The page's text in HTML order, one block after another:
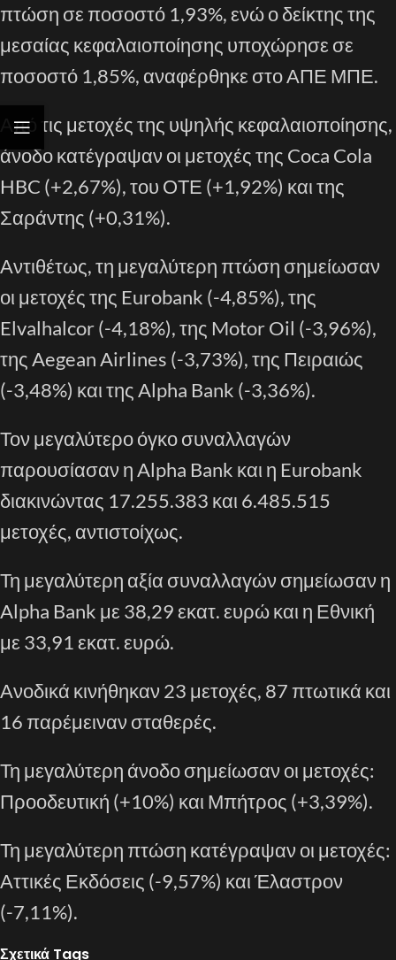
πτώση σε ποσοστό 1,93%, ενώ ο δείκτης της
μεσαίας κεφαλαιοποίησης υποχώρησε σε
ποσοστό 1,85%, αναφέρθηκε στο ΑΠΕ ΜΠΕ.
Από τις μετοχές της υψηλής κεφαλαιοποίησης,
άνοδο κατέγραψαν οι μετοχές της Coca Cola
HBC (+2,67%), του ΟΤΕ (+1,92%) και της
Σαράντης (+0,31%).
Αντιθέτως, τη μεγαλύτερη πτώση σημείωσαν
οι μετοχές της Eurobank (-4,85%), της
Elvalhalcor (-4,18%), της Motor Oil (-3,96%),
της Aegean Airlines (-3,73%), της Πειραιώς
(-3,48%) και της Alpha Bank (-3,36%).
Τον μεγαλύτερο όγκο συναλλαγών
παρουσίασαν η Alpha Bank και η Eurobank
διακινώντας 17.255.383 και 6.485.515
μετοχές, αντιστοίχως.
Τη μεγαλύτερη αξία συναλλαγών σημείωσαν η
Alpha Bank με 38,29 εκατ. ευρώ και η Εθνική
με 33,91 εκατ. ευρώ.
Ανοδικά κινήθηκαν 23 μετοχές, 87 πτωτικά και
16 παρέμειναν σταθερές.
Τη μεγαλύτερη άνοδο σημείωσαν οι μετοχές:
Προοδευτική (+10%) και Μπήτρος (+3,39%).
Τη μεγαλύτερη πτώση κατέγραψαν οι μετοχές:
Αττικές Εκδόσεις (-9,57%) και Έλαστρον
(-7,11%).
Σχετικά Tags